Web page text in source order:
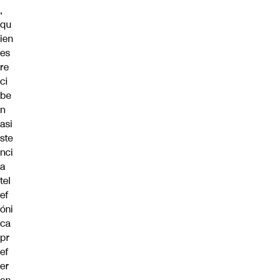
,
qu
ien
es
re
ci
be
n
asi
ste
nci
a
tel
ef
óni
ca
pr
ef
er